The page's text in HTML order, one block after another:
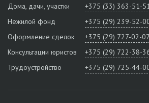
Дома, дачи, участки
+375 (33) 363-51-
Нежилой фонд
+375 (29) 239-52-
Оформление сделок
+375 (29) 727-02-07
Консультации юристов
+375 (29) 722-38-
Трудоустройство
+375 (29) 725-44-